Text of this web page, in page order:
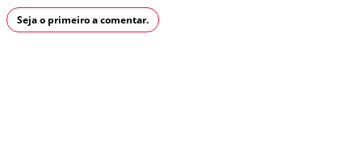
Seja o primeiro a comentar.